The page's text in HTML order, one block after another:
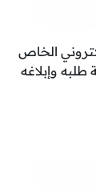
الخاص
وإبلاغه